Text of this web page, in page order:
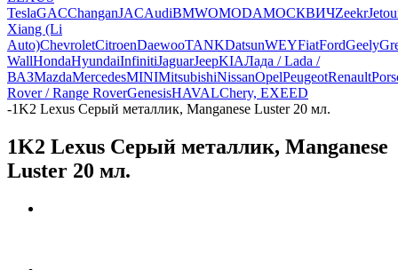
TeslaGACChanganJACAudiBMWOMODAМОСКВИЧZeekr
Xiang (Li
Auto)ChevroletCitroenDaewooTANKDatsunWEYFiatFordGeely
WallHondaHyundaiInfinitiJaguarJeepKIAЛада / Lada /
ВАЗMazdaMercedesMINIMitsubishiNissanOpelPeugeotRenault
Rover / Range RoverGenesisHAVALChery, EXEED
-1K2 Lexus Серый металлик, Manganese Luster 20 мл.
1K2 Lexus Серый металлик, Manganese
Luster 20 мл.